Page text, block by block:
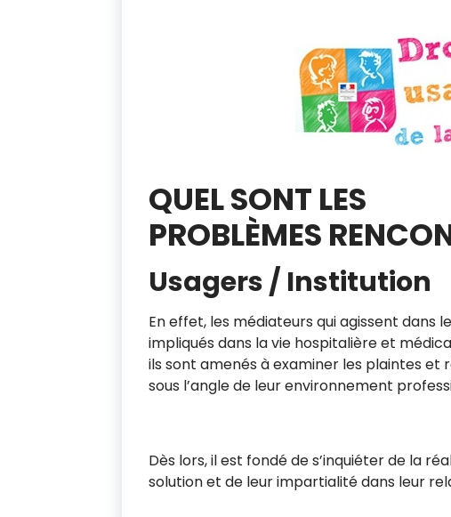
QUEL SONT LES
PROBLÈMES
Usagers / Institution
En effet, les médiateurs qui agissent dans
impliqués dans la vie hospitalière et
ils sont amenés à examiner les plaintes et
sous l’angle de leur environnement
Dès lors, il est fondé de s’inquiéter de la
solution et de leur impartialité dans leur